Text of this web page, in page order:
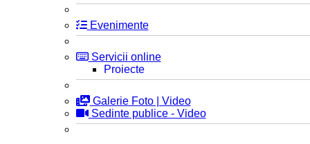
Evenimente
Servicii online
Proiecte
Galerie Foto | Video
Sedinte publice - Video